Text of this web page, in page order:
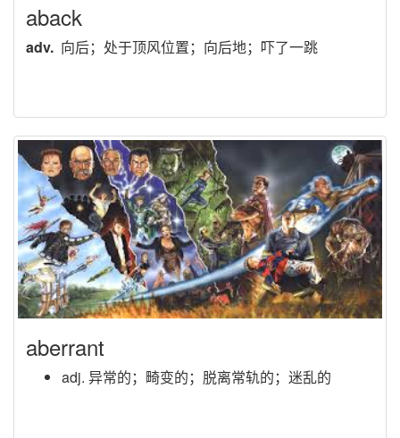
aback
adv. 向后；处于顶风位置；向后地；吓了一跳
aberrant
adj. 异常的；畸变的；脱离常轨的；迷乱的